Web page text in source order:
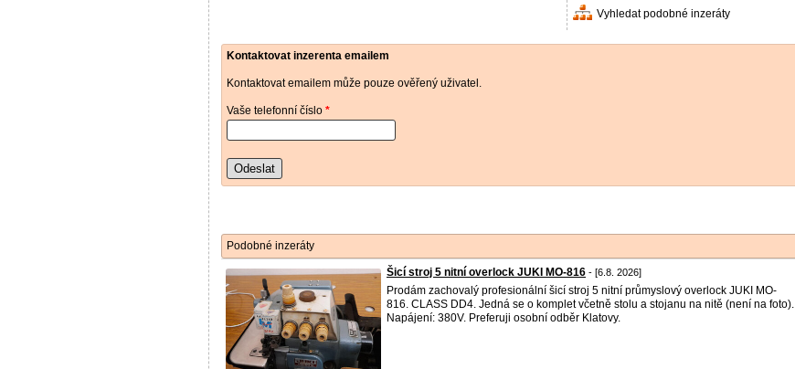
Vyhledat podobné inzeráty
Kontaktovat inzerenta emailem
Kontaktovat emailem může pouze ověřený uživatel.
Vaše telefonní číslo *
Odeslat
Podobné inzeráty
Šicí stroj 5 nitní overlock JUKI MO-816 - [6.8. 2026]
Prodám zachovalý profesionální šicí stroj 5 nitní průmyslový overlock JUKI MO-
816. CLASS DD4. Jedná se o komplet včetně stolu a stojanu na nitě (není na foto).
Napájení: 380V. Preferuji osobní odběr Klatovy.